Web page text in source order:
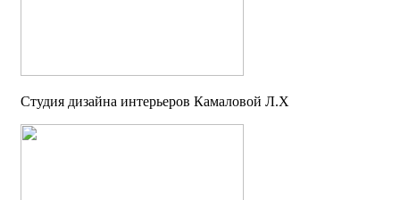
Студия дизайна интерьеров Камаловой Л.Х